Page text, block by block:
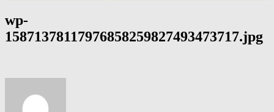
wp-
15871378117976858259827493473717.jpg